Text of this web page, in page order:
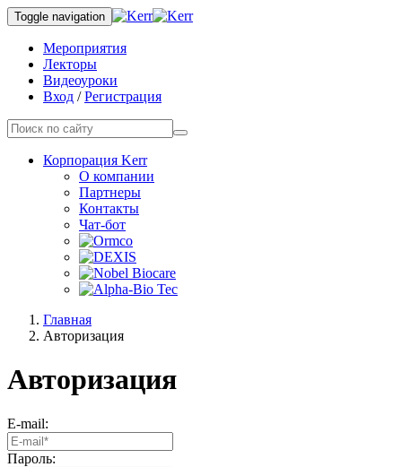
Toggle navigation
Мероприятия
Лекторы
Видеоуроки
Вход /Регистрация
Корпорация Kerr
О компании
Партнеры
Контакты
Чат-бот
Главная
Авторизация
Авторизация
E-mail:
Пароль: